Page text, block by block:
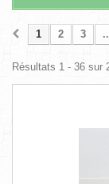
1 2 3
Résultats 1 - 36 sur